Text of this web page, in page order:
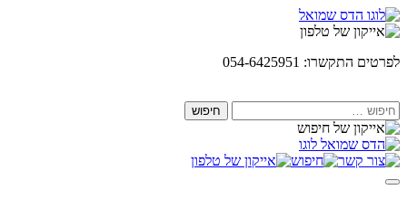
Skip
to
לפרטים התקשרו: 054-6425951
חיפוש: